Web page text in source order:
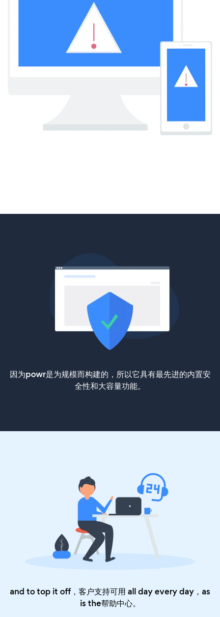
因为powr是为规模而构建的，所以它具有最先进的内置安
全性和大容量功能。
and to top it off，客户支持可用 all day every day，as
is the帮助中心。